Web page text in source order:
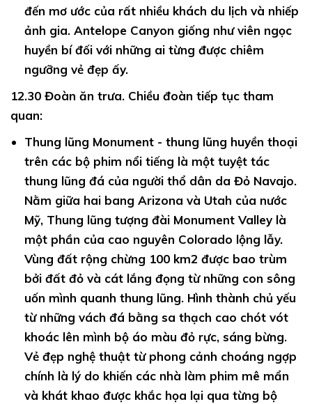
đến mơ ước của rất nhiều khách du lịch và nhiếp
ảnh gia. Antelope Canyon giống như viên ngọc
huyền bí đối với những ai từng được chiêm
ngưỡng vẻ đẹp ấy.
12.30 Đoàn ăn trưa. Chiều đoàn tiếp tục tham
quan:
Thung lũng Monument - thung lũng huyền thoại
trên các bộ phim nổi tiếng là một tuyệt tác
thung lũng đá của người thổ dân da Đỏ Navajo.
Nằm giữa hai bang Arizona và Utah của nước
Mỹ, Thung lũng tượng đài Monument Valley là
một phần của cao nguyên Colorado lộng lẫy.
Vùng đất rộng chừng 100 km2 được bao trùm
bởi đất đỏ và cát lắng đọng từ những con sông
uốn mình quanh thung lũng. Hình thành chủ yếu
từ những vách đá bằng sa thạch cao chót vót
khoác lên mình bộ áo màu đỏ rực, sáng bừng.
Vẻ đẹp nghệ thuật từ phong cảnh choáng ngợp
chính là lý do khiến các nhà làm phim mê mẩn
và khát khao được khắc họa lại qua từng bộ